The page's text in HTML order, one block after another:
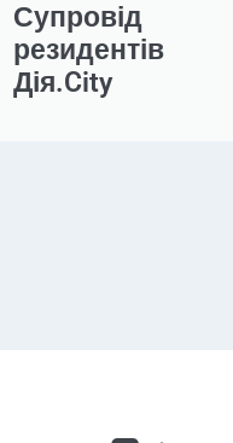
Супровід
резидентів
Дія.City